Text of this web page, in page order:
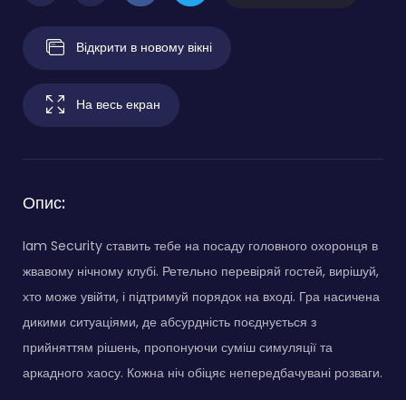
Відкрити в новому вікні
На весь екран
Опис:
Iam Security ставить тебе на посаду головного охоронця в
жвавому нічному клубі. Ретельно перевіряй гостей, вирішуй,
хто може увійти, і підтримуй порядок на вході. Гра насичена
дикими ситуаціями, де абсурдність поєднується з
прийняттям рішень, пропонуючи суміш симуляції та
аркадного хаосу. Кожна ніч обіцяє непередбачувані розваги.